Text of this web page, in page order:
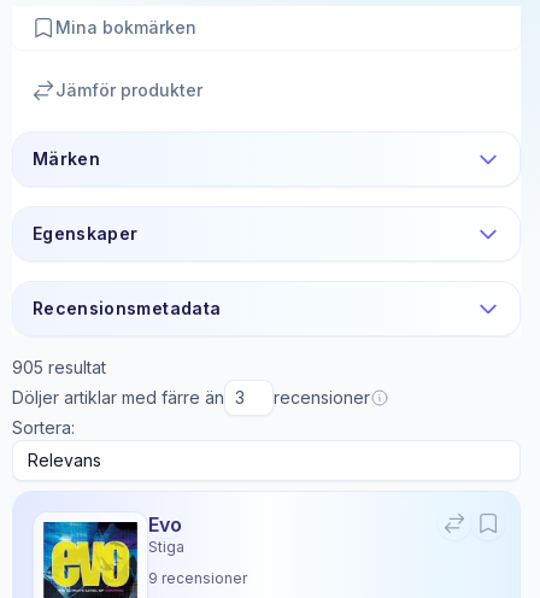
Mina bokmärken
Jämför produkter
Märken
Egenskaper
Recensionsmetadata
905 resultat
Döljer artiklar med färre än
recensioner
Sortera:
Evo
Stiga
9 recensioner